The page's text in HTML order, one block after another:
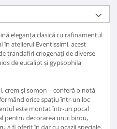
eleganța clasică cu rafinamentul
în atelierul Eventissimi, acest
trandafiri criogenați de diverse
de eucalipt și gypsophila
crem și somon – conferă o notă
orice spațiu într-un loc
este montat într-un pocal
pentru decorarea unui birou,
a fi oferit în dar cu ocazii speciale.